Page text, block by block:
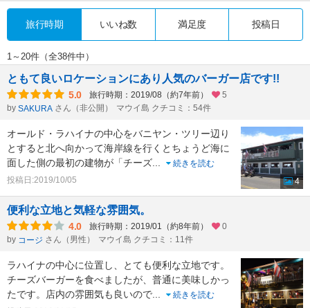
旅行時期 いいね数 満足度 投稿日
1～20件（全38件中）
ともて良いロケーションにあり人気のバーガー店です!!
5.0 旅行時期：2019/08（約7年前）
5
by SAKURA さん（非公開） マウイ島 クチコミ：54件
オールド・ラハイナの中心をバニヤン・ツリー辺り
とすると北へ向かって海岸線を行くとちょうど海に
面した側の最初の建物が「チーズ...
続きを読む
投稿日:2019/10/05
4
便利な立地と気軽な雰囲気。
4.0 旅行時期：2019/01（約8年前）
0
by コージ さん（男性） マウイ島 クチコミ：11件
ラハイナの中心に位置し、とても便利な立地です。
チーズバーガーを食べましたが、普通に美味しかっ
たです。店内の雰囲気も良いので...
続きを読む